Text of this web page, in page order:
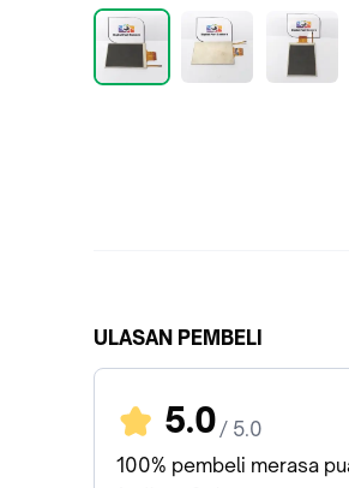
ULASAN PEMBELI
5.0 / 5.0
100% pembeli merasa